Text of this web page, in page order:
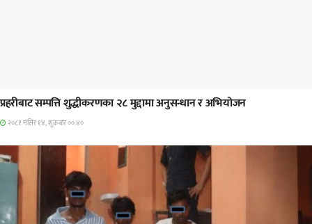
प्रहरीबाट सम्पत्ति शुद्धीकरणका २८ मुद्दामा अनुसन्धान र अभियोजन
२०८१ मंसिर १४, शुक्रबार ००:४०